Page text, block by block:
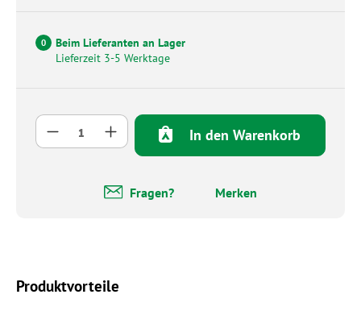
0
Beim Lieferanten an Lager
Lieferzeit 3-5 Werktage
Produkt Anzahl: Gib den gewünschten
In den Warenkorb
Fragen? Merken
Produktvorteile